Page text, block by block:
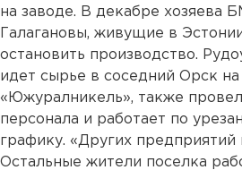
на заводе. В декабре хозяева
Галагановы, живущие в
остановить производство.
идет сырье в соседний Орск на
«Южуралникель», также
персонала и работает по
графику. «Других предприятий
Остальные жители поселка